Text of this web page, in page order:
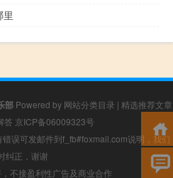
里
部Powered by 网站分类目录 | 精选推荐文章
答 京ICP备06009323号
误可发邮件到f_fb#foxmail.com说明，我们
纠正，谢谢
不接盈利性广告及商业合作